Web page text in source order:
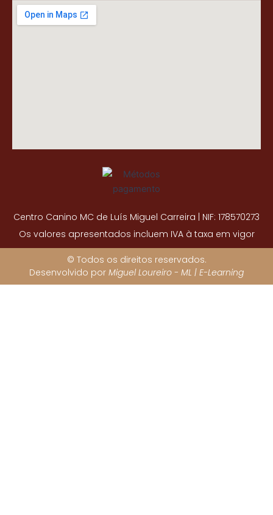
Centro Canino MC de Luís Miguel Carreira | NIF: 178570273
Os valores apresentados incluem IVA à taxa em vigor
© Todos os direitos reservados.
Desenvolvido por Miguel Loureiro - ML | E-Learning